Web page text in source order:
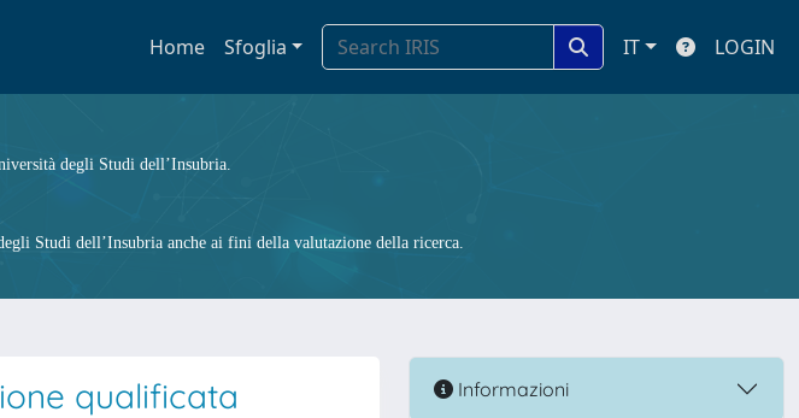
Home Sfoglia IT LOGIN
degli Studi dell’Insubria.
Studi dell’Insubria anche ai fini della valutazione della ricerca.
qualificata Informazioni